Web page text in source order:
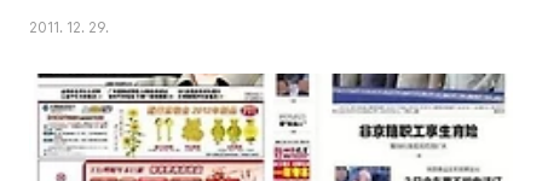
어는 바로 중국 최초의 우주정거장 "天宮" 톈궁1호가 발사 된 부분으로 1위를
차지했다. 올해 일본 지진사고로 지진 검색어가 4위를 차지 우리나라에도 자주
접하게되는 중국 불량식품 관련 뉴스를 자주 접하는데 중국도 마찬가지-식품
안전 이란 키워드가 5위에 올랐다. 그 외, 올해부터 실시 된 개인소득세 면제범
위 확대로 인해 개인소득과세 최저한도가 순위권에 들었다, 중국도 최근 부동
2011. 12. 29.